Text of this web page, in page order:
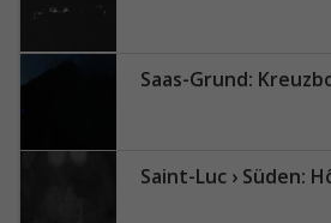
Saas-Grund:
Saint-Luc › Süden: